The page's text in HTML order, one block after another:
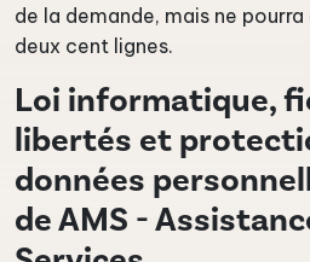
de la demande, mais ne
deux cent lignes.
Loi informatique,
libertés et
données
de AMS -